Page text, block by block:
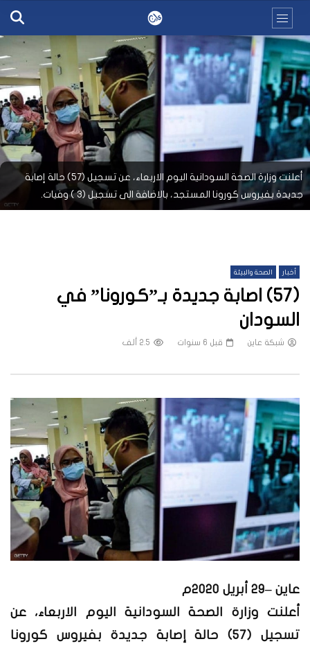
أعلنت وزارة الصحة السودانية اليوم الاربعاء، عن تسجيل (57) حالة إصابة
جديدة بفيروس كورونا المستجد، بالاضافة الى تسجيل (3 ) وفيات.
أخبار الصحة والبيئة
(57) اصابة جديدة بـ”كورونا” في
السودان
شبكة عاين قبل 6 سنوات 2.5 ألف
عاين –29 أبريل 2020م
أعلنت وزارة الصحة السودانية اليوم الاربعاء، عن
تسجيل (57) حالة إصابة جديدة بفيروس كورونا